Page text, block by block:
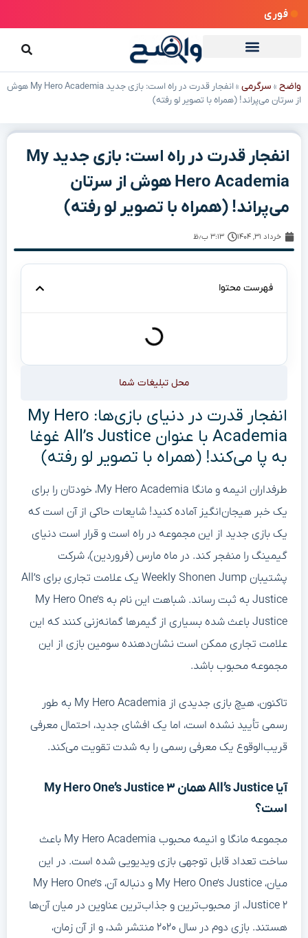
فوری
واضح » سرگرمی »
انفجار قدرت در راه است: بازی جدید My Hero Academia هوش
از سرتان می‌پراند! (همراه با تصویر لو رفته)
انفجار قدرت در راه است: بازی جدید My
Hero Academia هوش از سرتان
می‌پراند! (همراه با تصویر لو رفته)
خرداد ۳۱, ۱۴۰۴ ۳:۱۳ ب٫ظ
فهرست محتوا
محل تبلیغات شما
انفجار قدرت در دنیای بازی‌ها: My Hero
Academia با عنوان All’s Justice غوغا
به پا می‌کند! (همراه با تصویر لو رفته)
طرفداران انیمه و مانگا My Hero Academia، خودتان را برای
یک خبر هیجان‌انگیز آماده کنید! شایعات حاکی از آن است که
یک بازی جدید از این مجموعه در راه است و قرار است دنیای
گیمینگ را منفجر کند. در ماه مارس (فروردین)، شرکت
پشتیبان Weekly Shonen Jump یک علامت تجاری برای All’s
Justice به ثبت رساند. شباهت این نام به My Hero One’s
Justice باعث شده بسیاری از گیمرها گمانه‌زنی کنند که این
علامت تجاری ممکن است نشان‌دهنده سومین بازی از این
مجموعه محبوب باشد.
تاکنون، هیچ بازی جدیدی از My Hero Academia به طور
رسمی تأیید نشده است، اما یک افشای جدید، احتمال معرفی
قریب‌الوقوع یک معرفی رسمی را به شدت تقویت می‌کند.
آیا All’s Justice همان My Hero One’s Justice ۳
است؟
مجموعه مانگا و انیمه محبوب My Hero Academia باعث
ساخت تعداد قابل توجهی بازی ویدیویی شده است. در این
میان، My Hero One’s Justice و دنباله آن، My Hero One’s
Justice ۲، از محبوب‌ترین و جذاب‌ترین عناوین در میان آن‌ها
هستند. بازی دوم در سال ۲۰۲۰ منتشر شد، و از آن زمان،